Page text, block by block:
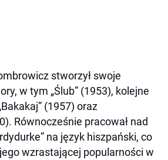
stworzył swoje
w tym „Ślub” (1953), kolejne
(1957) oraz
Równocześnie pracował nad
na język hiszpański, co
wzrastającej popularności w